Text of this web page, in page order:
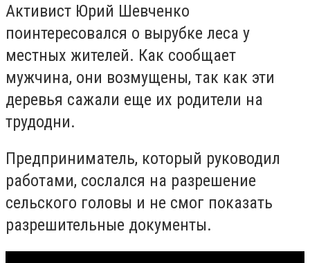
Активист Юрий Шевченко
поинтересовался о вырубке леса у
местных жителей. Как сообщает
мужчина, они возмущены, так как эти
деревья сажали еще их родители на
трудодни.
Предприниматель, который руководил
работами, сослался на разрешение
сельского головы и не смог показать
разрешительные документы.